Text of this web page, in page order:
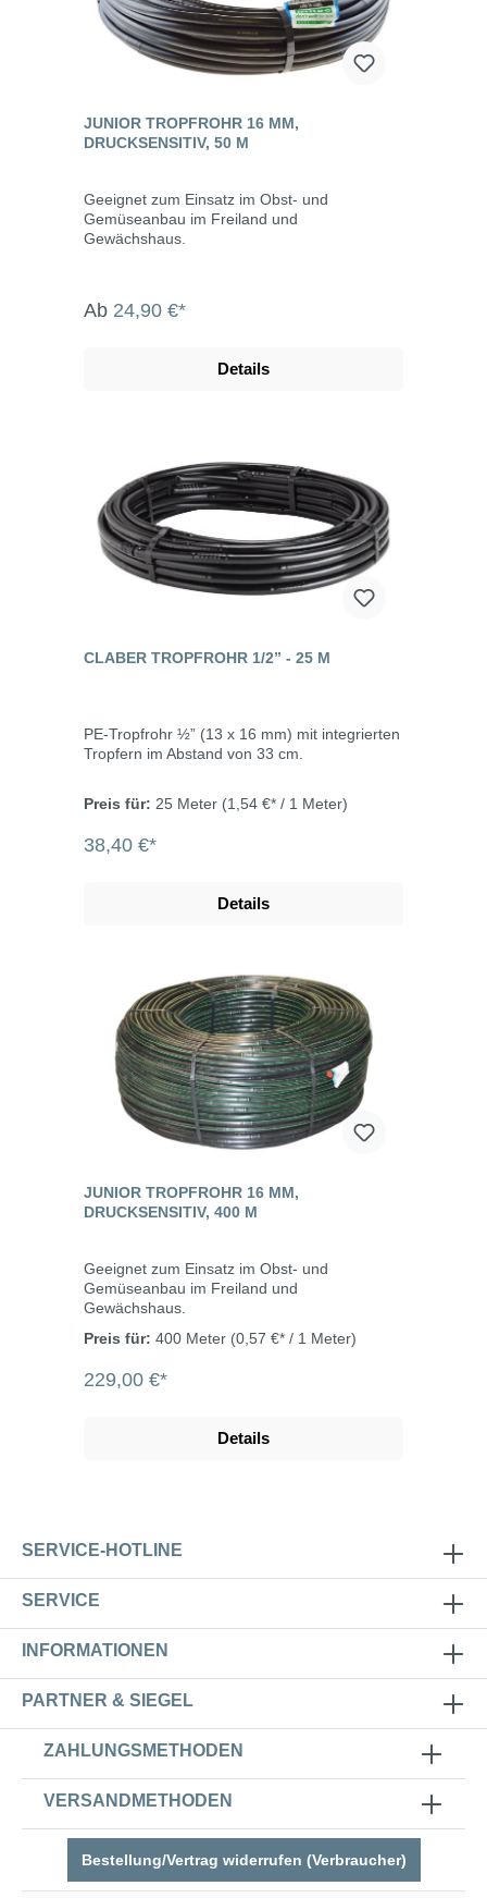
JUNIOR TROPFROHR 16 MM,
DRUCKSENSITIV, 50 M
Geeignet zum Einsatz im Obst- und
Gemüseanbau im Freiland und
Gewächshaus.
Ab 24,90 €*
Details
CLABER TROPFROHR 1/2” - 25 M
PE-Tropfrohr ½” (13 x 16 mm) mit integrierten
Tropfern im Abstand von 33 cm.
Preis für: 25 Meter (1,54 €* / 1 Meter)
38,40 €*
Details
JUNIOR TROPFROHR 16 MM,
DRUCKSENSITIV, 400 M
Geeignet zum Einsatz im Obst- und
Gemüseanbau im Freiland und
Gewächshaus.
Preis für: 400 Meter (0,57 €* / 1 Meter)
229,00 €*
Details
SERVICE-HOTLINE
SERVICE
INFORMATIONEN
PARTNER & SIEGEL
ZAHLUNGSMETHODEN
VERSANDMETHODEN
Bestellung/Vertrag widerrufen (Verbraucher)